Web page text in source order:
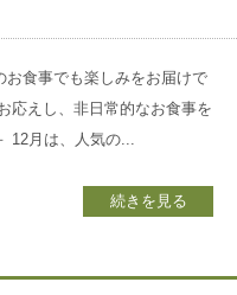
食事でも楽しみをお届けで
応えし、非日常的なお食事を
12月は、人気の...
続きを見る